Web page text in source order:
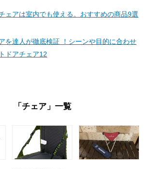
ェアは室内でも使える。おすすめの商品9選
を達人が徹底検証 ！シーンや目的に合わせ
ドアチェア12
「チェア」一覧